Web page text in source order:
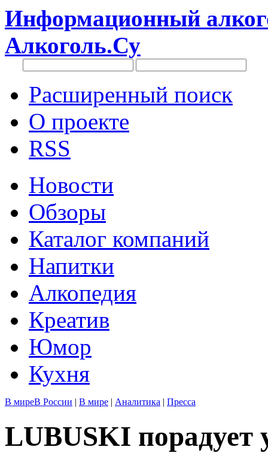
Информационный
Алкоголь.Су
Расширенный поиск
О проекте
RSS
Новости
Обзоры
Каталог компаний
Напитки
Алкопедия
Креатив
Юмор
Кухня
В миреВ России | В мире | Аналитика | Пресса
LUBUSKI порадует